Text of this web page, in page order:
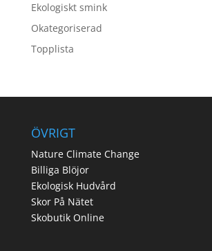
Ekologiskt smink
Okategoriserad
Topplista
ÖVRIGT
Nature Climate Change
Billiga Blöjor
Ekologisk Hudvård
Skor På Nätet
Skobutik Online